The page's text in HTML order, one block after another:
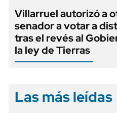
Villarruel autorizó a
senador a votar a
tras el revés al
la ley de Tierras
Las más leídas